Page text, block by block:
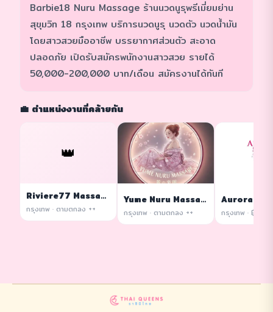
Barbie18 Nuru Massage ร้านนวดนูรุพรีเมี่ยมย่าน
สุขุมวิท 18 กรุงเทพ บริการนวดนูรุ นวดตัว นวดน้ำมัน
โดยสาวสวยมืออาชีพ บรรยากาศส่วนตัว สะอาด
ปลอดภัย เปิดรับสมัครพนักงานสาวสวย รายได้
50,000-200,000 บาท/เดือน สมัครงานได้ทันที
💼 ตำแหน่งงานที่คล้ายกัน
👑
Riviere77 Massage
กรุงเทพ · ตามตกลง ++
Yume Nuru Massage
กรุงเทพ · ตามตกลง ++